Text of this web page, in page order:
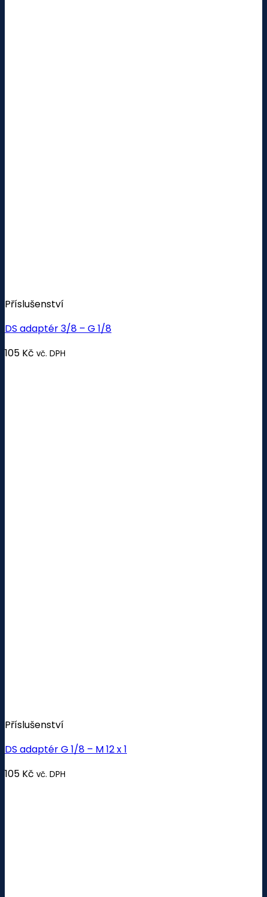
Příslušenství
DS adaptér 3/8 – G 1/8
105 Kč vč. DPH
Příslušenství
DS adaptér G 1/8 – M 12 x 1
105 Kč vč. DPH